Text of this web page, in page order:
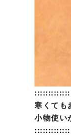
:::::::::
寒くても
小物使い
:::::::::